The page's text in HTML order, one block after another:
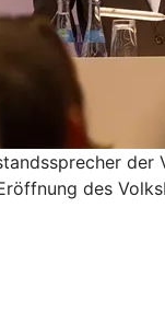
der
des